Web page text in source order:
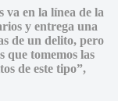
va en la línea de la
y entrega una
de un delito, pero
que tomemos las
de este tipo”,